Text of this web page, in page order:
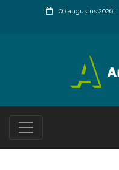
06 augustus 2026